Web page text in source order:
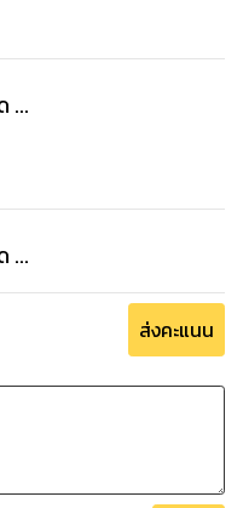
ตรงนี้นะคะ” เลขาคนสวย
บไปทำงานต่อ ก็ต้องหันไป
ทที่แปะ อ่านไม่ถึงสิบวินาที
ไม่ดูด้วยซ้ำว่าหน้าตาคน
ให้ผมแววตานั้นสดใส และ
อวยพร
...
...
ส่งคะแนน